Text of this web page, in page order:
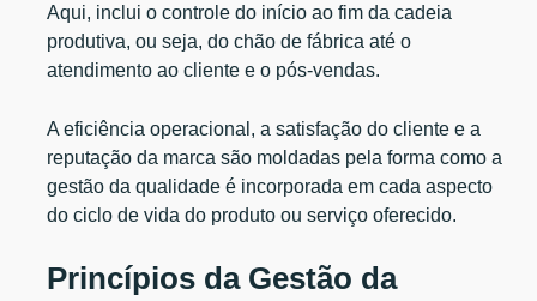
Aqui, inclui o controle do início ao fim da cadeia
produtiva, ou seja, do chão de fábrica até o
atendimento ao cliente e o pós-vendas.
A eficiência operacional, a satisfação do cliente e a
reputação da marca são moldadas pela forma como a
gestão da qualidade é incorporada em cada aspecto
do ciclo de vida do produto ou serviço oferecido.
Princípios da Gestão da